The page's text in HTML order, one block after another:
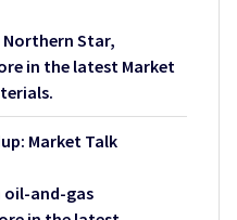
Northern Star,
in the latest Market
Market Talk
oil-and-gas